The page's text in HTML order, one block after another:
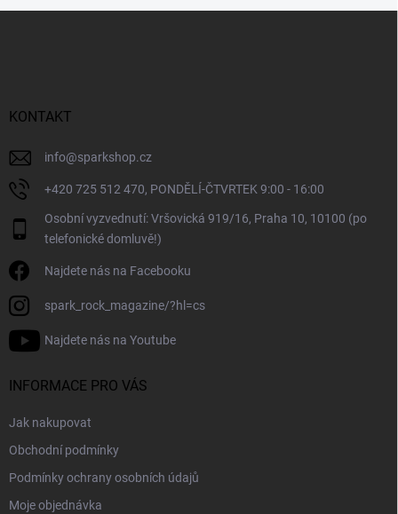
KONTAKT
info@sparkshop.cz
+420 725 512 470, PONDĚLÍ-ČTVRTEK 9:00 - 16:00
Osobní vyzvednutí: Vršovická 919/16, Praha 10, 10100 (po
telefonické domluvě!)
Najdete nás na Facebooku
spark_rock_magazine/?hl=cs
Najdete nás na Youtube
INFORMACE PRO VÁS
Jak nakupovat
Obchodní podmínky
Podmínky ochrany osobních údajů
Moje objednávka